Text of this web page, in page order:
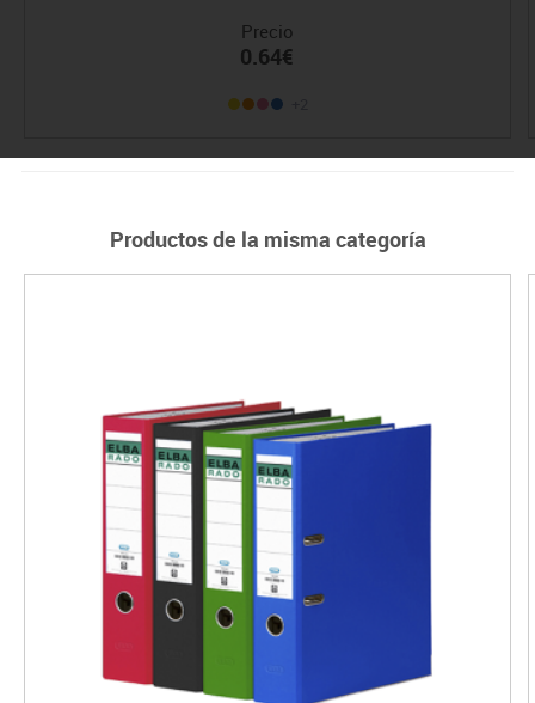
Precio
0.64€
Productos de la misma categoría